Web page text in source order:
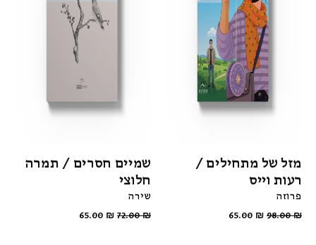
מזל של מתחילים /
רעות וייס
פרוזה
98.00₪
65.00 ₪
שמיים חסרים / תמרה
חלוצי
שירה
72.00₪
65.00 ₪